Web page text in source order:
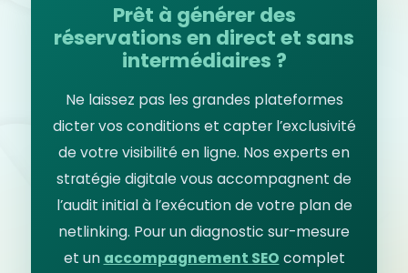
Prêt à générer des
réservations en direct et sans
intermédiaires ?
Ne laissez pas les grandes plateformes
dicter vos conditions et capter l’exclusivité
de votre visibilité en ligne. Nos experts en
stratégie digitale vous accompagnent de
l’audit initial à l’exécution de votre plan de
netlinking. Pour un diagnostic sur-mesure
et un accompagnement SEO complet